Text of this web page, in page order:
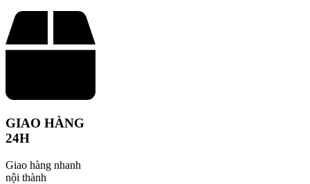
GIAO HÀNG
24H
Giao hàng nhanh
nội thành